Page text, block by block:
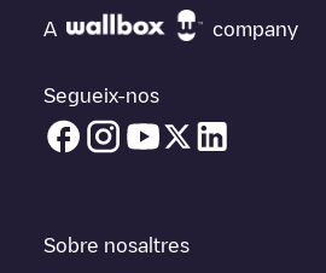
A company
Segueix-nos
Sobre nosaltres